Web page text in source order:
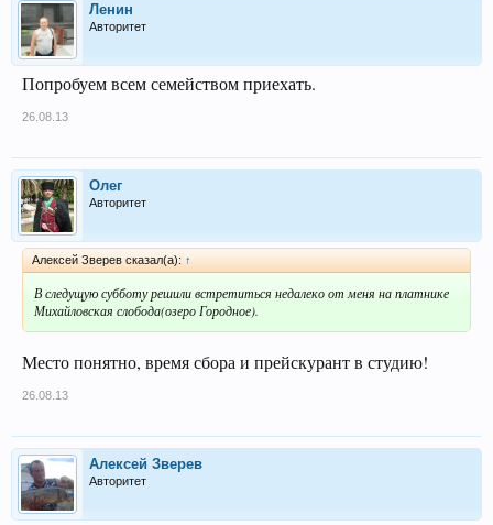
Ленин
Авторитет
Попробуем всем семейством приехать.
26.08.13
Олег
Авторитет
Алексей Зверев сказал(а): ↑
В следущую субботу решили встретиться недалеко от меня на платнике
Михайловская слобода(озеро Городное).
Место понятно, время сбора и прейскурант в студию!
26.08.13
Алексей Зверев
Авторитет